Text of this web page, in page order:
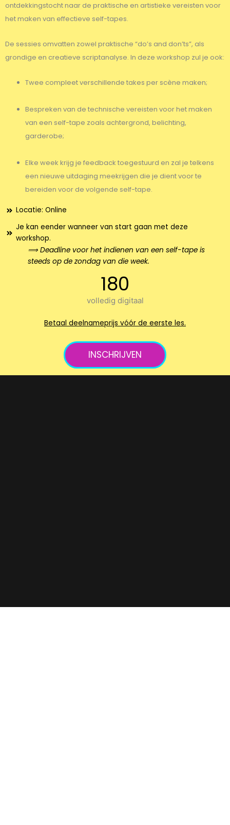
ontdekkingstocht naar de praktische en artistieke vereisten voor
het maken van effectieve self-tapes.
De sessies omvatten zowel praktische “do’s and don’ts”, als
grondige en creatieve scriptanalyse. In deze workshop zul je ook:
Twee compleet verschillende takes per scène maken;
Bespreken van de technische vereisten voor het maken
van een self-tape zoals achtergrond, belichting,
garderobe;
Elke week krijg je feedback toegestuurd en zal je telkens
een nieuwe uitdaging meekrijgen die je dient voor te
bereiden voor de volgende self-tape.
Locatie: Online
Je kan eender wanneer van start gaan met deze
workshop.
⟹ Deadline voor het indienen van een self-tape is
steeds op de zondag van die week.
180
volledig digitaal
Betaal deelnameprijs vóór de eerste les.
INSCHRIJVEN